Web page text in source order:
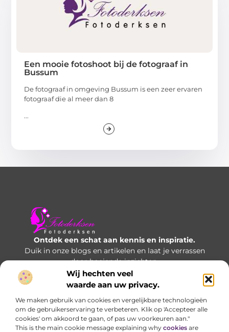
Wij hechten veel
waarde aan uw privacy.
We maken gebruik van cookies en vergelijkbare technologieën
om de gebruikerservaring te verbeteren. Klik op 'Accepteer alle
cookies' om akkoord te gaan, of pas uw voorkeuren aan."
This is the main cookie message explaining why cookies are
Een mooie fotoshoot bij de fotograaf in
Bussum
De fotograaf in omgeving Bussum is een zeer ervaren
fotograaf die al meer dan 8
...
Ontdek een schat aan kennis en inspiratie.
Duik in onze blogs en artikelen en laat je verrassen
door boeiende inzichten.
Bericht categorie
Onze informatie